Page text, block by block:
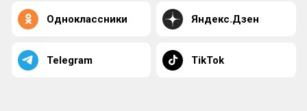
Одноклассники Яндекс.Дзен
Telegram TikTok